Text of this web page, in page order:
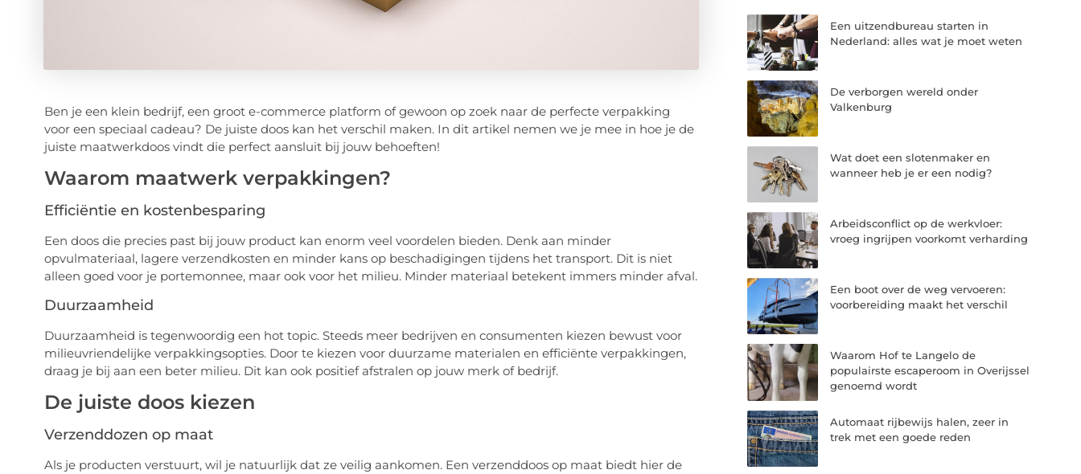
Ben je een klein bedrijf, een groot e-commerce platform of gewoon op zoek naar de perfecte verpakking
voor een speciaal cadeau? De juiste doos kan het verschil maken. In dit artikel nemen we je mee in hoe je de
juiste maatwerkdoos vindt die perfect aansluit bij jouw behoeften!
Waarom maatwerk verpakkingen?
Efficiëntie en kostenbesparing
Een doos die precies past bij jouw product kan enorm veel voordelen bieden. Denk aan minder
opvulmateriaal, lagere verzendkosten en minder kans op beschadigingen tijdens het transport. Dit is niet
alleen goed voor je portemonnee, maar ook voor het milieu. Minder materiaal betekent immers minder afval.
Duurzaamheid
Duurzaamheid is tegenwoordig een hot topic. Steeds meer bedrijven en consumenten kiezen bewust voor
milieuvriendelijke verpakkingsopties. Door te kiezen voor duurzame materialen en efficiënte verpakkingen,
draag je bij aan een beter milieu. Dit kan ook positief afstralen op jouw merk of bedrijf.
De juiste doos kiezen
Verzenddozen op maat
Als je producten verstuurt, wil je natuurlijk dat ze veilig aankomen. Een verzenddoos op maat biedt hier de
Een uitzendbureau starten in
Nederland: alles wat je moet weten
De verborgen wereld onder
Valkenburg
Wat doet een slotenmaker en
wanneer heb je er een nodig?
Arbeidsconflict op de werkvloer:
vroeg ingrijpen voorkomt verharding
Een boot over de weg vervoeren:
voorbereiding maakt het verschil
Waarom Hof te Langelo de
populairste escaperoom in Overijssel
genoemd wordt
Automaat rijbewijs halen, zeer in
trek met een goede reden